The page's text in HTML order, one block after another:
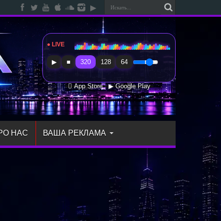
● LIVE Radio Sfera Music
▶ ■ 320 128 64
 App Store ▶ Google Play
НАС ВАША РЕКЛАМА